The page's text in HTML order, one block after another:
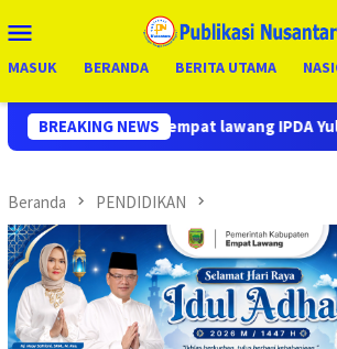
ke
Mobile
MASUK BERANDA BERITA UTAMA
BREAKING NEWS
IPDA Yulius,. S.H &Tim kembali
Beranda PENDIDIKAN